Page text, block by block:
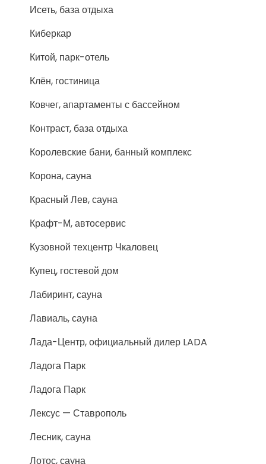
Исеть, база отдыха
Киберкар
Китой, парк-отель
Клён, гостиница
Ковчег, апартаменты с бассейном
Контраст, база отдыха
Королевские бани, банный комплекс
Корона, сауна
Красный Лев, сауна
Крафт-М, автосервис
Кузовной техцентр Чкаловец
Купец, гостевой дом
Лабиринт, сауна
Лавиаль, сауна
Лада-Центр, официальный дилер LADA
Ладога Парк
Ладога Парк
Лексус — Ставрополь
Лесник, сауна
Лотос, сауна